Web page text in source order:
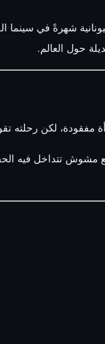
شهرةً في
حول العالم.
لكن رحلته
تتداخل فيه